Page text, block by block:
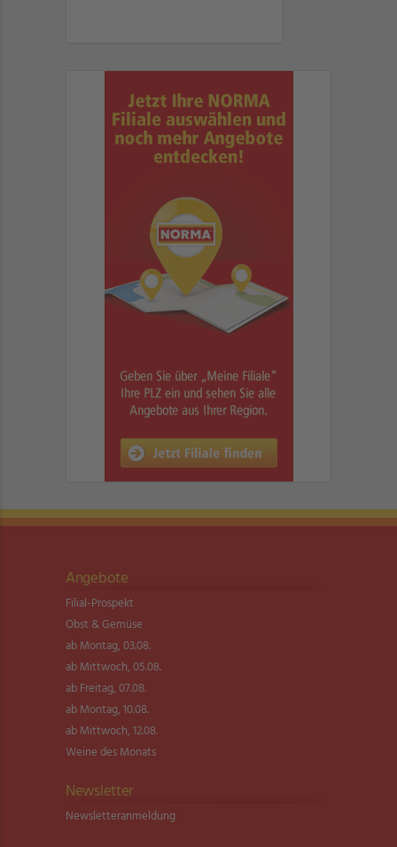
Angebote
Filial-Prospekt
Obst & Gemüse
ab Montag, 03.08.
ab Mittwoch, 05.08.
ab Freitag, 07.08.
ab Montag, 10.08.
ab Mittwoch, 12.08.
Weine des Monats
Newsletter
Newsletter­anmeldung